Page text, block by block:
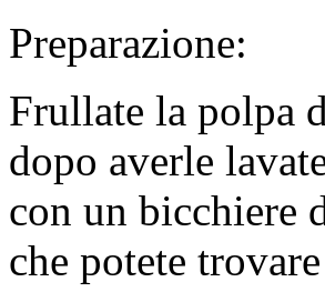
Preparazione:
Frullate la polpa
dopo averle
con un bicchiere
che potete